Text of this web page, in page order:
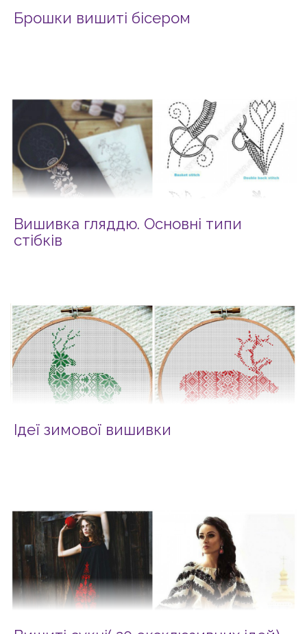
Брошки вишиті бісером
Вишивка гляддю. Основні типи
стібків
Ідеї зимової вишивки